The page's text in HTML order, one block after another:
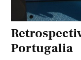
Portugalia